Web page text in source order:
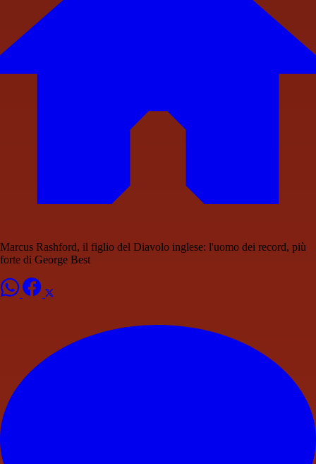
Marcus Rashford, il figlio del Diavolo inglese: l'uomo dei record, più
forte di George Best